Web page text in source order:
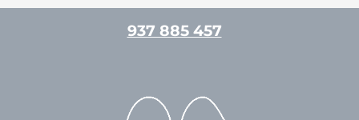
937 885 457